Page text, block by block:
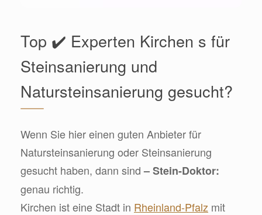
Top ✔️ Experten Kirchen s für
Steinsanierung und
Natursteinsanierung gesucht?
Wenn Sie hier einen guten Anbieter für
Natursteinsanierung oder Steinsanierung
gesucht haben, dann sind– Stein-Doktor:
genau richtig.
Kirchen ist eine Stadt in Rheinland-Pfalz mit